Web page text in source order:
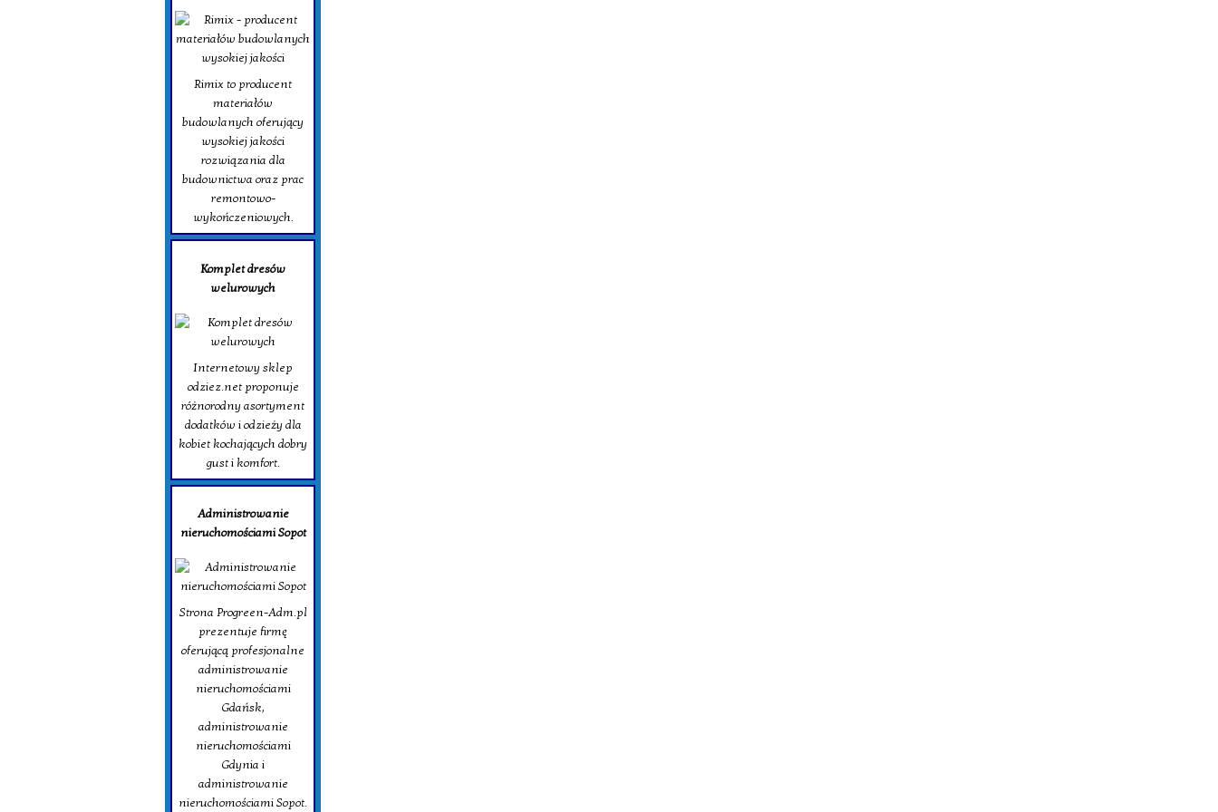
Rimix to producent
materiałów
budowlanych oferujący
wysokiej jakości
rozwiązania dla
budownictwa oraz prac
remontowo-
wykończeniowych.
Komplet dresów
welurowych
Internetowy sklep
odziez.net proponuje
różnorodny asortyment
dodatków i odzieży dla
kobiet kochających dobry
gust i komfort.
Administrowanie
nieruchomościami Sopot
Strona Progreen-Adm.pl
prezentuje firmę
oferującą profesjonalne
administrowanie
nieruchomościami
Gdańsk,
administrowanie
nieruchomościami
Gdynia i
administrowanie
nieruchomościami Sopot.